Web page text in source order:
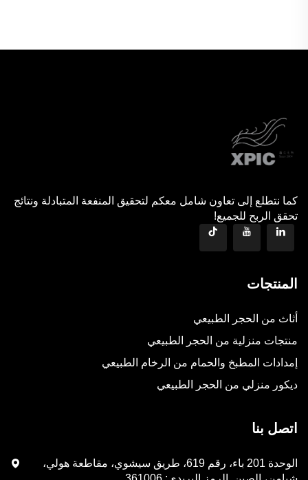
كما نتطلع إلى تعاون شامل معكم لتحقيق المنفعة المتبادلة ونتائج
تحقق الربح للجميع!
المنتجات
أثاث من الحجر الطبيعي
منتجات منزلية من الحجر الطبيعي
إمدادات المطبخ والحمام من الرخام الطبيعي
ديكور منزلي من الحجر الطبيعي
اتصل بنا
الوحدة 201 باء، رقم 619، طريق سيشوي، مقاطعة هولي،